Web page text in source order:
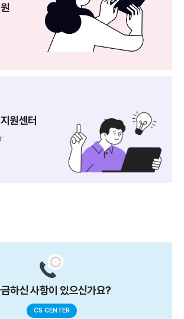
원센터
하신 사항이 있으신가요?
CS CENTER